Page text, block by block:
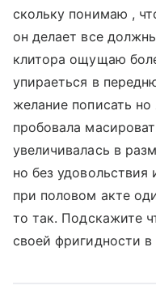
скольку понимаю ,
он делает все
клитора ощущаю
упираеться в
желание пописать
пробовала
увеличивалась в
но без
при половом акте
то так. Подскажите
своей фригидности в